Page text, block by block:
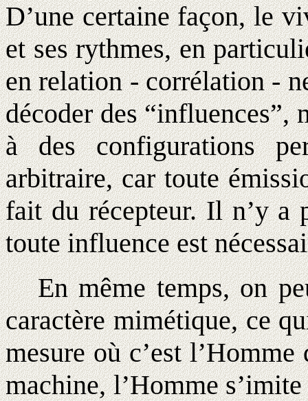
D’une certaine façon, le
et ses rythmes, en
en relation - corrélation -
décoder des “influences”,
à des configurations
arbitraire, car toute
fait du récepteur. Il n’y a
toute influence est
En même temps, on
caractère mimétique, ce
mesure où c’est
machine, l’Homme